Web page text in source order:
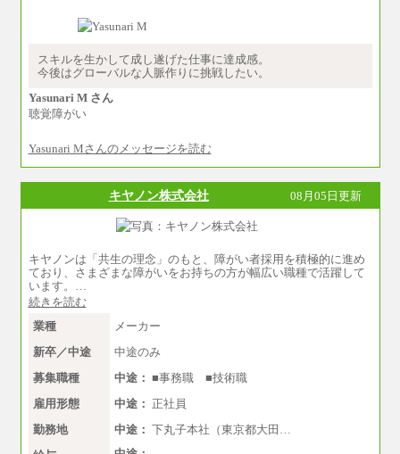
す
（2）一般事務
月給210,000円～350,000円
※地域や業務内容によって変動があります
※試用期間中も給与に変更はございません
スキルを生かして成し遂げた仕事に達成感。
今後はグローバルな人脈作りに挑戦したい。
Yasunari M さん
聴覚障がい
Yasunari Mさんのメッセージを読む
キヤノン株式会社 08月05日更新
キヤノンは「共生の理念」のもと、障がい者採用を積極的に進め
ており、さまざまな障がいをお持ちの方が幅広い職種で活躍して
います。…
続きを読む
業種
メーカー
新卒／中途
中途のみ
募集職種
中途： ■事務職 ■技術職
雇用形態
中途： 正社員
勤務地
中途： 下丸子本社（東京都大田…